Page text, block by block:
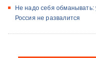
Не надо себя обманывать:
Россия не развалится